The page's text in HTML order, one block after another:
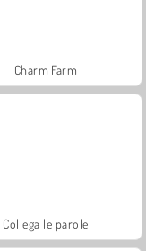
Charm Farm
Collega le parole